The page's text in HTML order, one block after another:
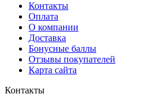
Контакты
Оплата
О компании
Доставка
Бонусные баллы
Отзывы покупателей
Карта сайта
Контакты